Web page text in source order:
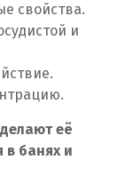
свойства.
и
её
банях и